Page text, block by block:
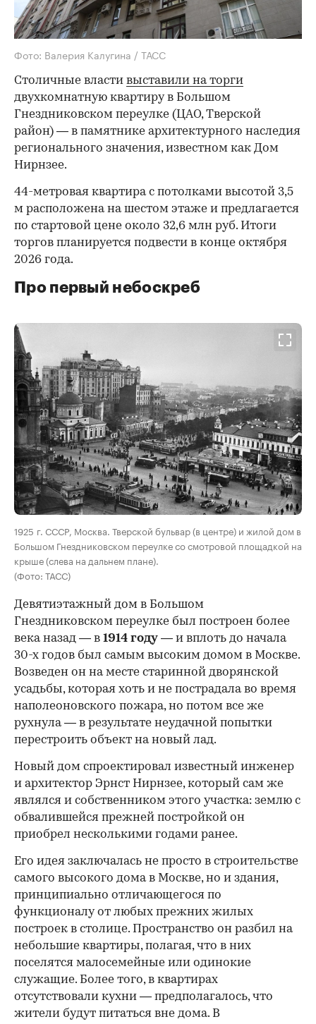
Фото: Валерия Калугина / ТАСС
Столичные власти выставили на торги
двухкомнатную квартиру в Большом
Гнездниковском переулке (ЦАО, Тверской
район) — в памятнике архитектурного наследия
регионального значения, известном как Дом
Нирнзее.
44-метровая квартира с потолками высотой 3,5
м расположена на шестом этаже и предлагается
по стартовой цене около 32,6 млн руб. Итоги
торгов планируется подвести в конце октября
2026 года.
Про первый небоскреб
00:00 / 00:00
1925 г. СССР, Москва. Тверской бульвар (в центре) и жилой дом в
Большом Гнездниковском переулке со смотровой площадкой на
крыше (слева на дальнем плане).
(Фото: ТАСС)
Девятиэтажный дом в Большом
Гнездниковском переулке был построен более
века назад — в 1914 году — и вплоть до начала
30-х годов был самым высоким домом в Москве.
Возведен он на месте старинной дворянской
усадьбы, которая хоть и не пострадала во время
наполеоновского пожара, но потом все же
рухнула — в результате неудачной попытки
перестроить объект на новый лад.
Новый дом спроектировал известный инженер
и архитектор Эрнст Нирнзее, который сам же
являлся и собственником этого участка: землю с
обвалившейся прежней постройкой он
приобрел несколькими годами ранее.
Его идея заключалась не просто в строительстве
самого высокого дома в Москве, но и здания,
принципиально отличающегося по
функционалу от любых прежних жилых
построек в столице. Пространство он разбил на
небольшие квартиры, полагая, что в них
поселятся малосемейные или одинокие
служащие. Более того, в квартирах
отсутствовали кухни — предполагалось, что
жители будут питаться вне дома. В